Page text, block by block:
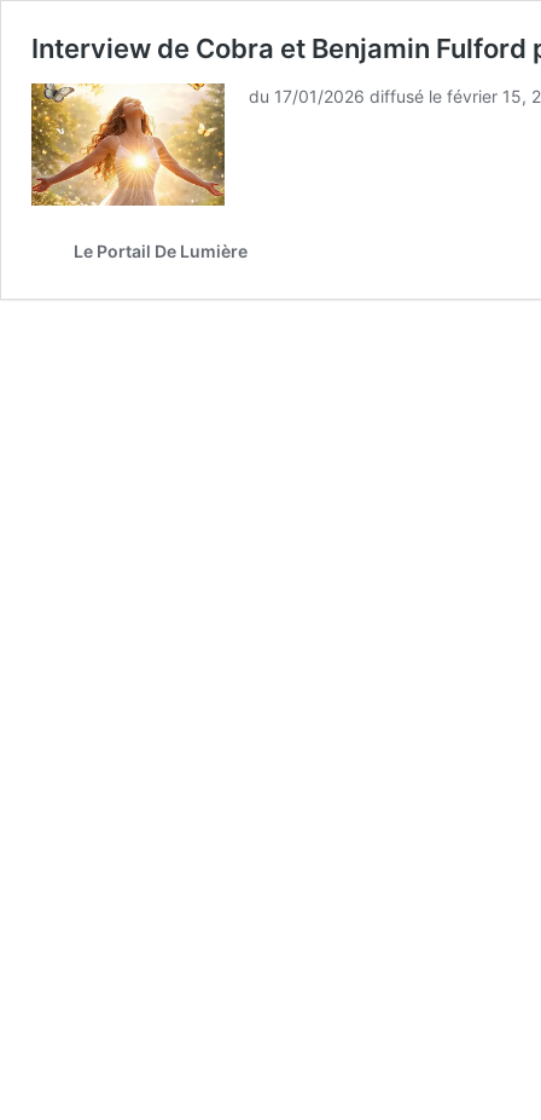
Interview de Cobra et Benjamin Fulford
du 17/01/2026 diffusé le février 15,
Le Portail De Lumière